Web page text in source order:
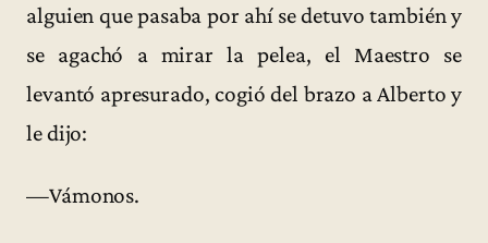
alguien que pasaba por ahí se detuvo también y
se agachó a mirar la pelea, el Maestro se
levantó apresurado, cogió del brazo a Alberto y
le dijo:
—Vámonos.